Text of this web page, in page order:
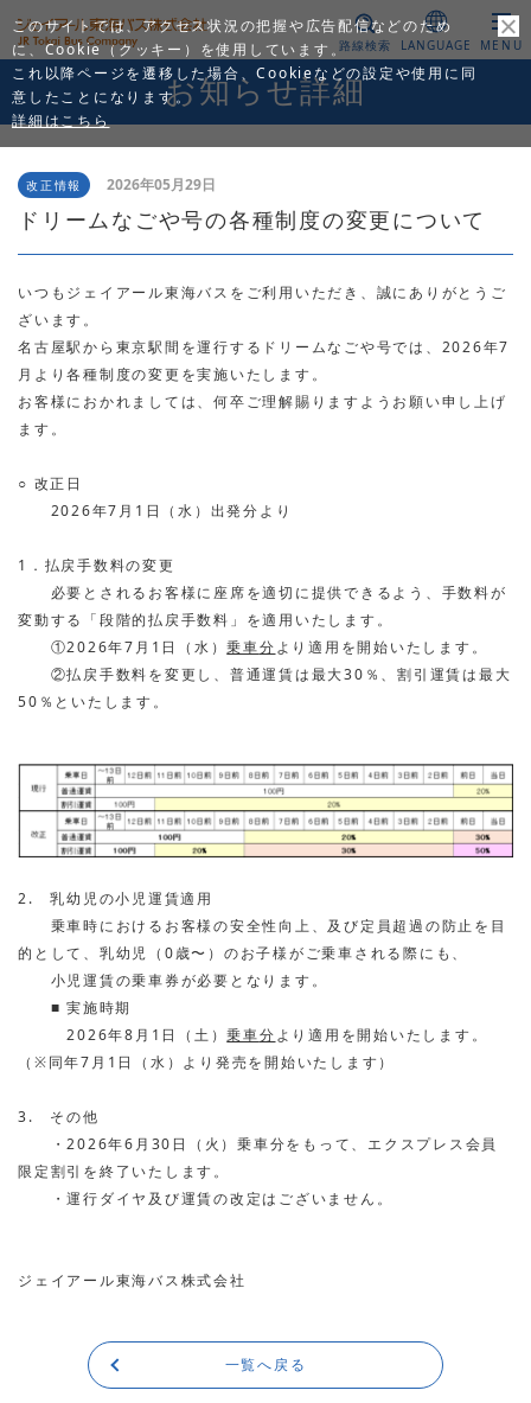
このサイトでは、アクセス状況の把握や広告配信などのため
に、Cookie（クッキー）を使用しています。
これ以降ページを遷移した場合、Cookieなどの設定や使用に同
意したことになります。
詳細はこちら
路線検索 LANGUAGE MENU
お知らせ詳細
改正情報 2026年05月29日
ドリームなごや号の各種制度の変更について
いつもジェイアール東海バスをご利用いただき、誠にありがとうご
ざいます。
名古屋駅から東京駅間を運行するドリームなごや号では、2026年7
月より各種制度の変更を実施いたします。
お客様におかれましては、何卒ご理解賜りますようお願い申し上げ
ます。
○ 改正日
2026年7月1日（水）出発分より
1．払戻手数料の変更
必要とされるお客様に 座席を適切に提供できるよう、手数料が
変動する「段階的払戻手数料」を適用いたします。
①2026年7月 1 日（水）乗車分より適用を開始いたします。
②払戻手数料を変更し、普通運賃は最大30 ％、割引運賃は最大
50 ％といたします。
2. 乳幼児の小児運賃適用
乗車時におけるお客様の安全性向上、及び定員超過の防止を目
的として、乳幼児（0歳〜）のお子様がご乗車される際にも、
小児運賃の乗車券が必要となります。
■ 実施時期
2026年8月1日（土）乗車分より適用を開始いたします。
（※同年7月1日（水）より発売を開始いたします）
3. その他
・2026年6月30日（火）乗車分をもって、 エクスプレス会員
限定割引を終了いたします。
・運行ダイヤ及び運賃の改定はございません。
ジェイアール東海バス株式会社
一覧へ戻る